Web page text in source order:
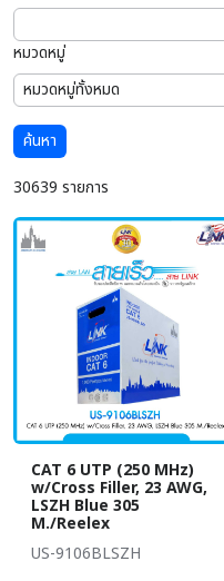
หมวดหมู่
ค้นหา
30639 รายการ
CAT 6 UTP (250 MHz)
w/Cross Filler, 23 AWG,
LSZH Blue 305
M./Reelex
US-9106BLSZH